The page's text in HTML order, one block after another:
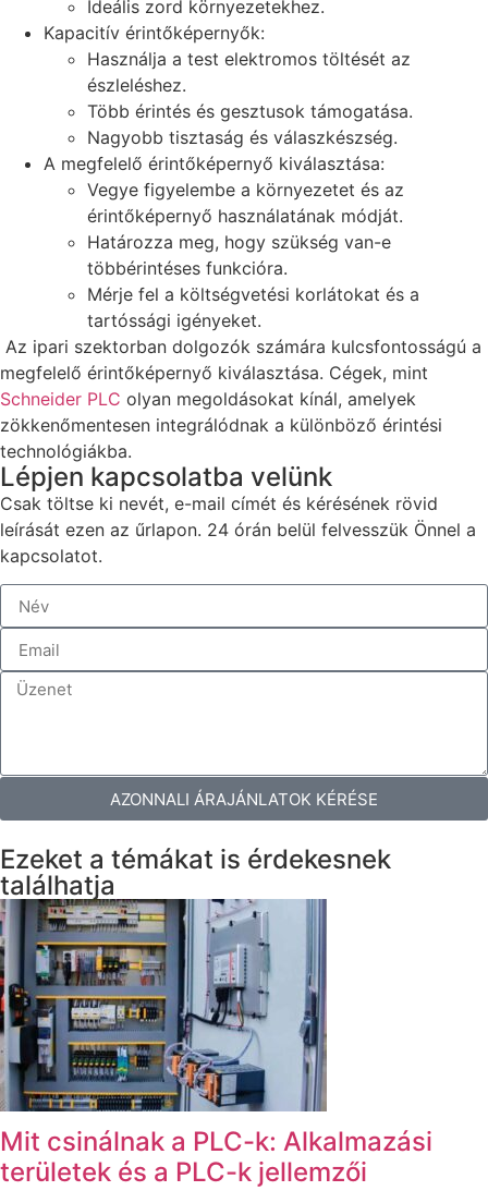
Ideális zord környezetekhez.
Kapacitív érintőképernyők:
Használja a test elektromos töltését az
észleléshez.
Több érintés és gesztusok támogatása.
Nagyobb tisztaság és válaszkészség.
A megfelelő érintőképernyő kiválasztása:
Vegye figyelembe a környezetet és az
érintőképernyő használatának módját.
Határozza meg, hogy szükség van-e
többérintéses funkcióra.
Mérje fel a költségvetési korlátokat és a
tartóssági igényeket.
Az ipari szektorban dolgozók számára kulcsfontosságú a
megfelelő érintőképernyő kiválasztása. Cégek, mint
Schneider PLC olyan megoldásokat kínál, amelyek
zökkenőmentesen integrálódnak a különböző érintési
technológiákba.
Lépjen kapcsolatba velünk
Csak töltse ki nevét, e-mail címét és kérésének rövid
leírását ezen az űrlapon. 24 órán belül felvesszük Önnel a
kapcsolatot.
AZONNALI ÁRAJÁNLATOK KÉRÉSE
Ezeket a témákat is érdekesnek
találhatja
Mit csinálnak a PLC-k: Alkalmazási
területek és a PLC-k jellemzői